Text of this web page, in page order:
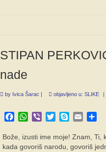
STIPAN
nade
by Ivica Šarac objavljeno u: SLIKE
Facebook
WhatsApp
Viber TwitterSkypeEmail
Bože, izusti ime moje! Znam, Ti,
kada govoriš narodu, govoriš